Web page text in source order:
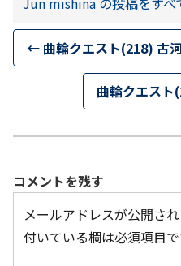
← 曲輪クエスト(218) 古
曲輪クエスト
コメントを残す
メールアドレスが公開さ
付いている欄は必須項目